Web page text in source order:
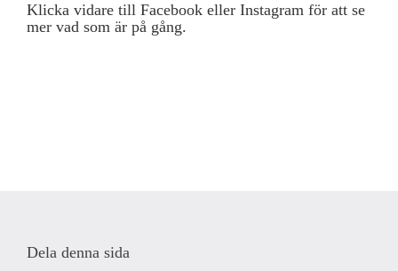
Klicka vidare till Facebook eller Instagram för att se
mer vad som är på gång.
Dela denna sida